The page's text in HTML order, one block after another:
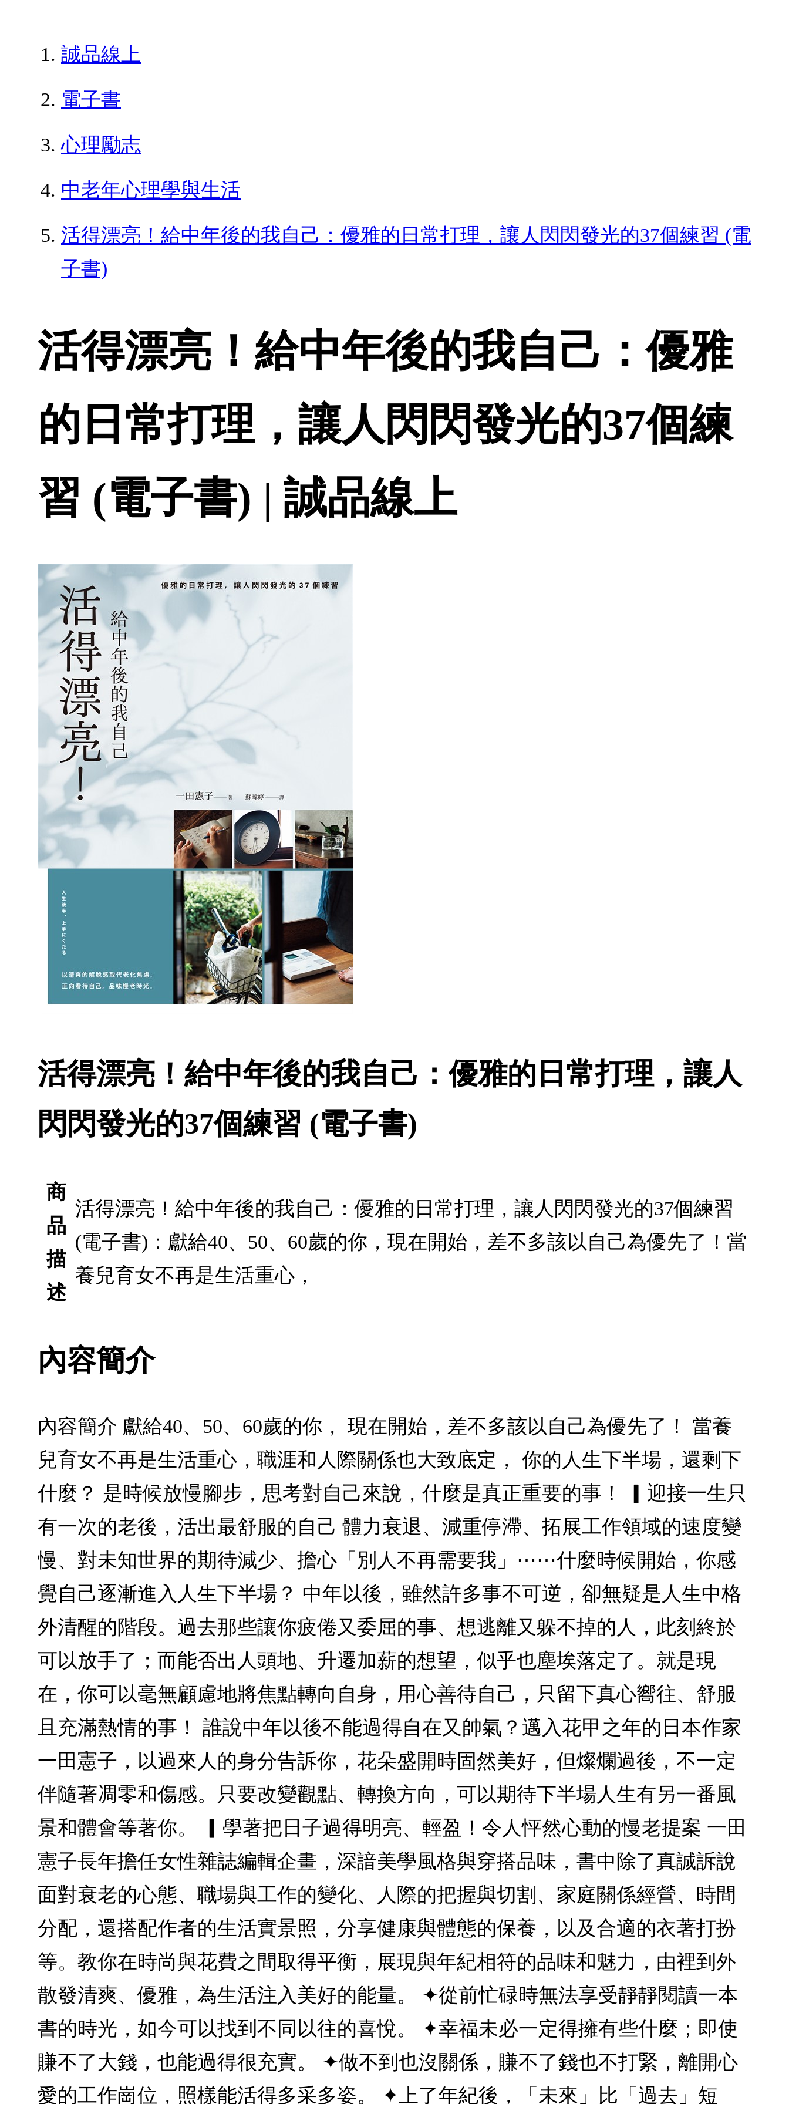
誠品線上
電子書
心理勵志
中老年心理學與生活
活得漂亮！給中年後的我自己：優雅的日常打理，讓人閃閃發光的37個練習 (電
子書)
活得漂亮！給中年後的我自己：優雅
的日常打理，讓人閃閃發光的37個練
習 (電子書) | 誠品線上
活得漂亮！給中年後的我自己：優雅的日常打理，讓人
閃閃發光的37個練習 (電子書)
商
品
描
述
活得漂亮！給中年後的我自己：優雅的日常打理，讓人閃閃發光的37個練習
(電子書)：獻給40、50、60歲的你，現在開始，差不多該以自己為優先了！當
養兒育女不再是生活重心，
內容簡介
內容簡介 獻給40、50、60歲的你， 現在開始，差不多該以自己為優先了！ 當養
兒育女不再是生活重心，職涯和人際關係也大致底定， 你的人生下半場，還剩下
什麼？ 是時候放慢腳步，思考對自己來說，什麼是真正重要的事！ ▎迎接一生只
有一次的老後，活出最舒服的自己 體力衰退、減重停滯、拓展工作領域的速度變
慢、對未知世界的期待減少、擔心「別人不再需要我」⋯⋯什麼時候開始，你感
覺自己逐漸進入人生下半場？ 中年以後，雖然許多事不可逆，卻無疑是人生中格
外清醒的階段。過去那些讓你疲倦又委屈的事、想逃離又躲不掉的人，此刻終於
可以放手了；而能否出人頭地、升遷加薪的想望，似乎也塵埃落定了。就是現
在，你可以毫無顧慮地將焦點轉向自身，用心善待自己，只留下真心嚮往、舒服
且充滿熱情的事！ 誰說中年以後不能過得自在又帥氣？邁入花甲之年的日本作家
一田憲子，以過來人的身分告訴你，花朵盛開時固然美好，但燦爛過後，不一定
伴隨著凋零和傷感。只要改變觀點、轉換方向，可以期待下半場人生有另一番風
景和體會等著你。 ▎學著把日子過得明亮、輕盈！令人怦然心動的慢老提案 一田
憲子長年擔任女性雜誌編輯企畫，深諳美學風格與穿搭品味，書中除了真誠訴說
面對衰老的心態、職場與工作的變化、人際的把握與切割、家庭關係經營、時間
分配，還搭配作者的生活實景照，分享健康與體態的保養，以及合適的衣著打扮
等。教你在時尚與花費之間取得平衡，展現與年紀相符的品味和魅力，由裡到外
散發清爽、優雅，為生活注入美好的能量。 ✦從前忙碌時無法享受靜靜閱讀一本
書的時光，如今可以找到不同以往的喜悅。 ✦幸福未必一定得擁有些什麼；即使
賺不了大錢，也能過得很充實。 ✦做不到也沒關係，賺不了錢也不打緊，離開心
愛的工作崗位，照樣能活得多采多姿。 ✦上了年紀後，「未來」比「過去」短